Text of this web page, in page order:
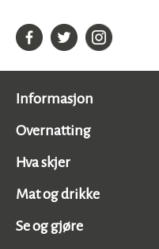
Informasjon
Overnatting
Hva skjer
Mat og drikke
Se og gjøre